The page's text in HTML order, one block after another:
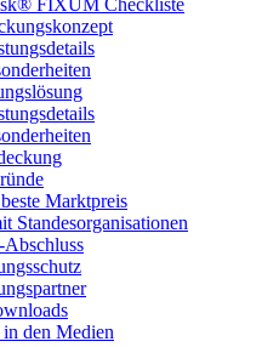
FIXUM Checkliste
Marktpreis
Standesorganisationen
den Medien